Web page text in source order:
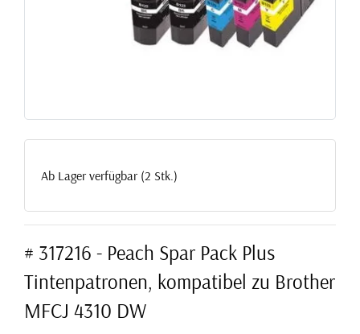
Ab Lager verfügbar (2 Stk.)
# 317216 - Peach Spar Pack Plus
Tintenpatronen, kompatibel zu Brother
MFCJ 4310 DW